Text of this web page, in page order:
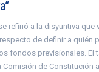
refirió a la disyuntiva que
de definir a quién
fondos previsionales. El
Comisión de Constitución